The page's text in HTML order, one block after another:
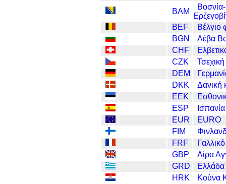
BAM
Βοσνία-
BEF
Βέλγιο
BGN
Λέβα
CHF
CZK
DEM
DKK
Δανική
EEK
ESP
EUR
EURO
FIM
FRF
GBP
Λίρα
GRD
HRK
Κούνα